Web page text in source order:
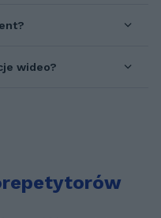
w ramach
"Flood Risk
wideo?